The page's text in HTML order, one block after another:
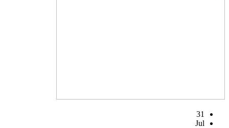
31
Jul